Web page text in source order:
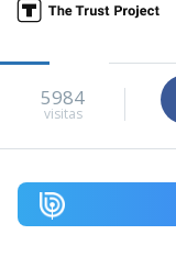
5984
visitas